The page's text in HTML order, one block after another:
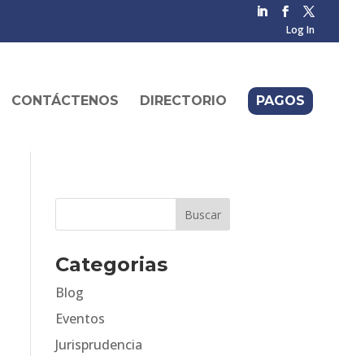
Log In
CONTÁCTENOS DIRECTORIO PAGOS
Categorias
Blog
Eventos
Jurisprudencia